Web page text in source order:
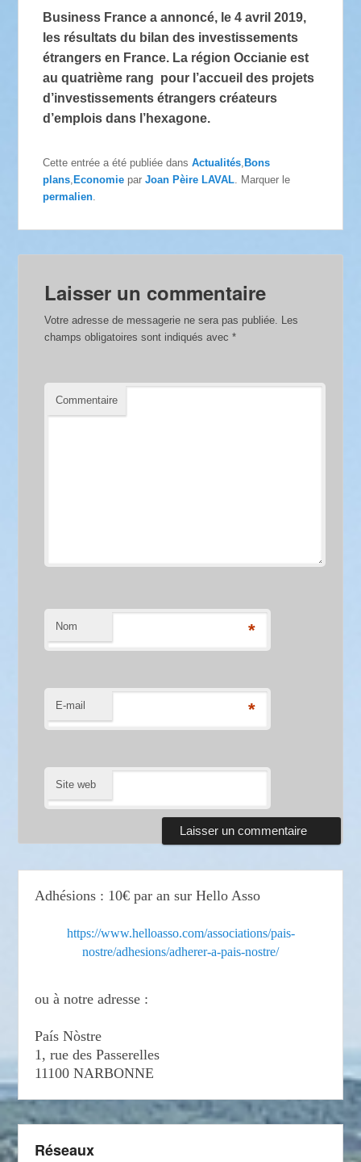
Business France a annoncé, le 4 avril 2019,
les résultats du bilan des investissements
étrangers en France. La région Occianie est
au quatrième rang pour l’accueil des projets
d’investissements étrangers créateurs
d’emplois dans l’hexagone.
Cette entrée a été publiée dansActualités, Bons
plans, Economie parJoan Pèire LAVAL. Marquer le
permalien.
Laisser un commentaire
Votre adresse de messagerie ne sera pas publiée. Les
champs obligatoires sont indiqués avec*
Commentaire
Nom *
E-mail *
Site web
Adhésions : 10€ par an sur Hello Asso
https://www.helloasso.com/associations/pais-
nostre/adhesions/adherer-a-pais-nostre/
ou à notre adresse :
País Nòstre
1, rue des Passerelles
11100 NARBONNE
Réseaux